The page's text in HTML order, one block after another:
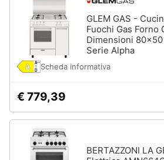
GLEM GAS -
Fuochi Gas Forno
Dimensioni
Serie Alpha
Scheda informativa
€ 779,39
BERTAZZONI LA